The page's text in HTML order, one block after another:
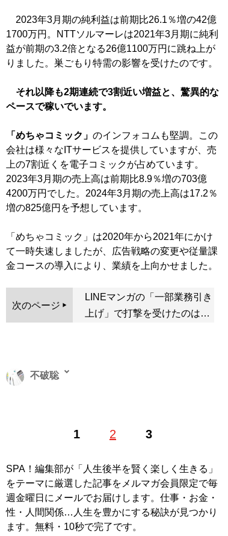
2023年3月期の純利益は前期比26.1％増の42億
1700万円。NTTソルマーレは2021年3月期に純利
益が前期の3.2倍となる26億1100万円に跳ね上が
りました。巣ごもり特需の影響を受けたのです。
それ以降も2期連続で3割近い増益と、驚異的な
ペースで稼いでいます。
「めちゃコミック」 のインフォコムも堅調。この
会社は様々なITサービスを提供していますが、売
上の7割近くを電子コミックが占めています。
2023年3月期の売上高は前期比8.9％増の703億
4200万円でした。2024年3月期の売上高は17.2％
増の825億円を予想しています。
「めちゃコミック」は2020年から2021年にかけ
て一時失速しましたが、広告戦略の変更や従量課
金コースの導入により、業績を上向かせました。
次のページ
LINEマンガの「一部業務引き
上げ」で打撃を受けたのは…
1 2 3
不破聡
援を行った経験を活かし、経済や金融に関連する記事を
ンターテインメント業界
記事一覧へ
SPA！編集部が「人生後半を賢く楽しく生きる」
をテーマに厳選した記事をメルマガ会員限定で毎
週金曜日にメールでお届けします。仕事・お金・
性・人間関係…人生を豊かにする秘訣が見つかり
ます。無料・10秒で完了です。